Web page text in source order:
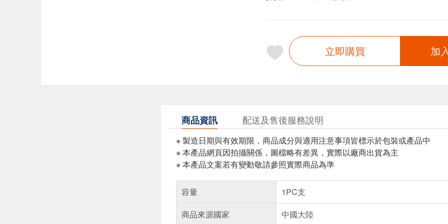
立即購買 加
商品資訊 配送及售後服務說明
※ 製造日期與有效期限，商品成分與適用注意事項皆標示於包裝或產品中
※ 本產品網頁因拍攝關係，圖檔略有差異，實際以廠商出貨為主
※ 本產品文案若有變動敬請參照實際商品為準
容量
1PC支
商品來源國家
中國大陸